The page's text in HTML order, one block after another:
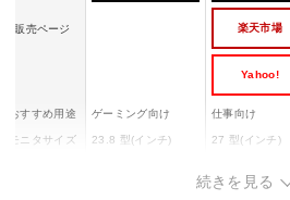
販売ページ 楽天市場
Yahoo!
おすすめ用途 ゲーミング向け 仕事向け
モニタサイズ 23.8 型(インチ) 27 型(インチ)
3840x2160
続きを見る